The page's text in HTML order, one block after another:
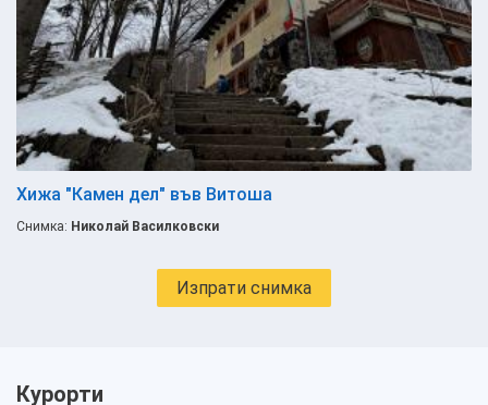
Хижа "Камен дел" във Витоша
Снимка: Николай Василковски
Изпрати снимка
Курорти